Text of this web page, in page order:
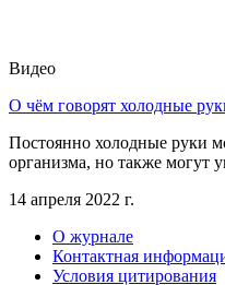
Видео
О чём говорят холодные
Постоянно холодные руки
организма, но также могут
14 апреля 2022 г.
О журнале
Контактная
Условия цитирования